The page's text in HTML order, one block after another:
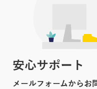
安心サポート
メールフォームからお